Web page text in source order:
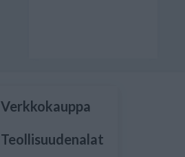
Verkkokauppa
Teollisuudenalat